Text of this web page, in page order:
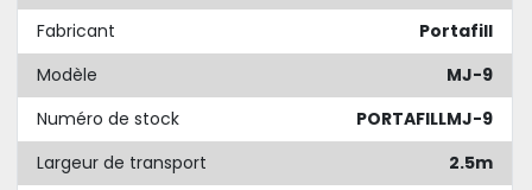
Fabricant
Portafill
Modèle
MJ-9
Numéro de stock
PORTAFILLMJ-9
Largeur de transport
2.5m